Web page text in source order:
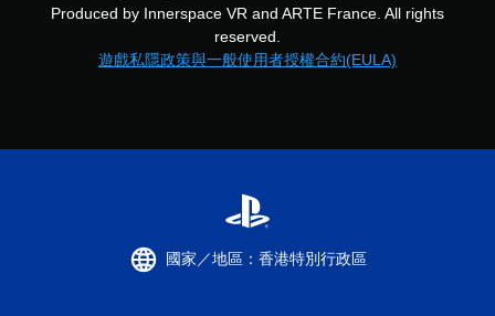
Produced by Innerspace VR and ARTE France. All rights
reserved.
遊戲私隱政策與一般使用者授權合約(EULA)
國家／地區：香港特別行政區